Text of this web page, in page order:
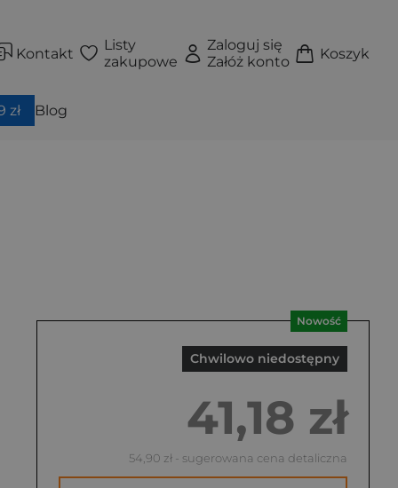
Kontakt
Listy
zakupowe
Zaloguj się
Załóż konto
Koszyk
zł Blog
Nowość
Chwilowo niedostępny
41,18 zł
54,90 zł - sugerowana cena detaliczna